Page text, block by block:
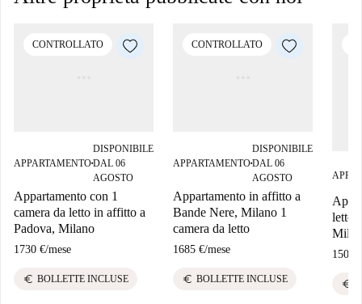
CONTROLLATO
APPARTAMENTO■
DISPONIBILE
DAL 06
AGOSTO
Appartamento con 1
camera da letto in affitto a
Padova, Milano
1730 €/mese
euro BOLLETTE INCLUSE
CONTROLLATO
APPARTAMENTO■
DISPONIBILE
DAL 06
AGOSTO
Appartamento in affitto a
Bande Nere, Milano 1
camera da letto
1685 €/mese
euro BOLLETTE INCLUSE
letto
1500
euro